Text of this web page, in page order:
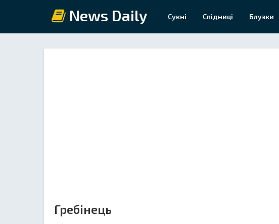
News Daily Сукні Спідниці Блузки
Гребінець